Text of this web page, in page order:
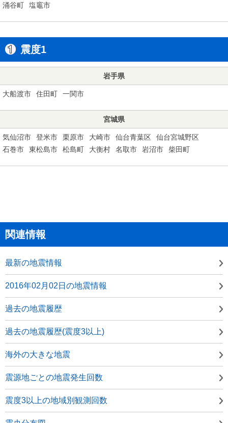
涌谷町 塩竈市
震度1
岩手県
大船渡市 住田町 一関市
宮城県
気仙沼市 登米市 栗原市 大崎市 仙台青葉区
仙台宮城野区
石巻市
東松島市 松島町 大衡村 名取市 岩沼市 柴田町
関連情報
最新の地震情報
2016年02月02日の地震情報
過去の地震履歴
過去の地震履歴(震度3以上)
海外の大きな地震
震源地ごとの地震発生回数
震度3以上の地域別観測回数